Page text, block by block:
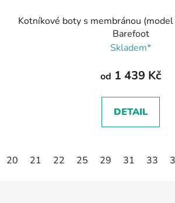
Kotníkové boty s membránou
Barefoot
Skladem*
od 1 439 Kč
DETAIL
20 21 22 25 29 31 33